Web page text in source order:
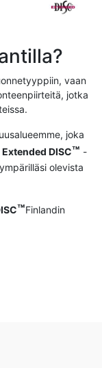
vaan
jotka
joka
Extended DISC™ -
olevista
™Finlandin